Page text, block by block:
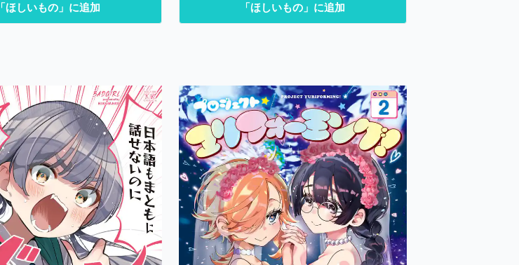
「ほしいもの」に追加 「ほしいもの」に追加